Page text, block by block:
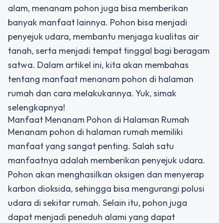
alam, menanam pohon juga bisa memberikan
banyak manfaat lainnya. Pohon bisa menjadi
penyejuk udara, membantu menjaga kualitas air
tanah, serta menjadi tempat tinggal bagi beragam
satwa. Dalam artikel ini, kita akan membahas
tentang manfaat menanam pohon di halaman
rumah dan cara melakukannya. Yuk, simak
selengkapnya!
Manfaat Menanam Pohon di Halaman Rumah
Menanam pohon di halaman rumah memiliki
manfaat yang sangat penting. Salah satu
manfaatnya adalah memberikan penyejuk udara.
Pohon akan menghasilkan oksigen dan menyerap
karbon dioksida, sehingga bisa mengurangi polusi
udara di sekitar rumah. Selain itu, pohon juga
dapat menjadi peneduh alami yang dapat